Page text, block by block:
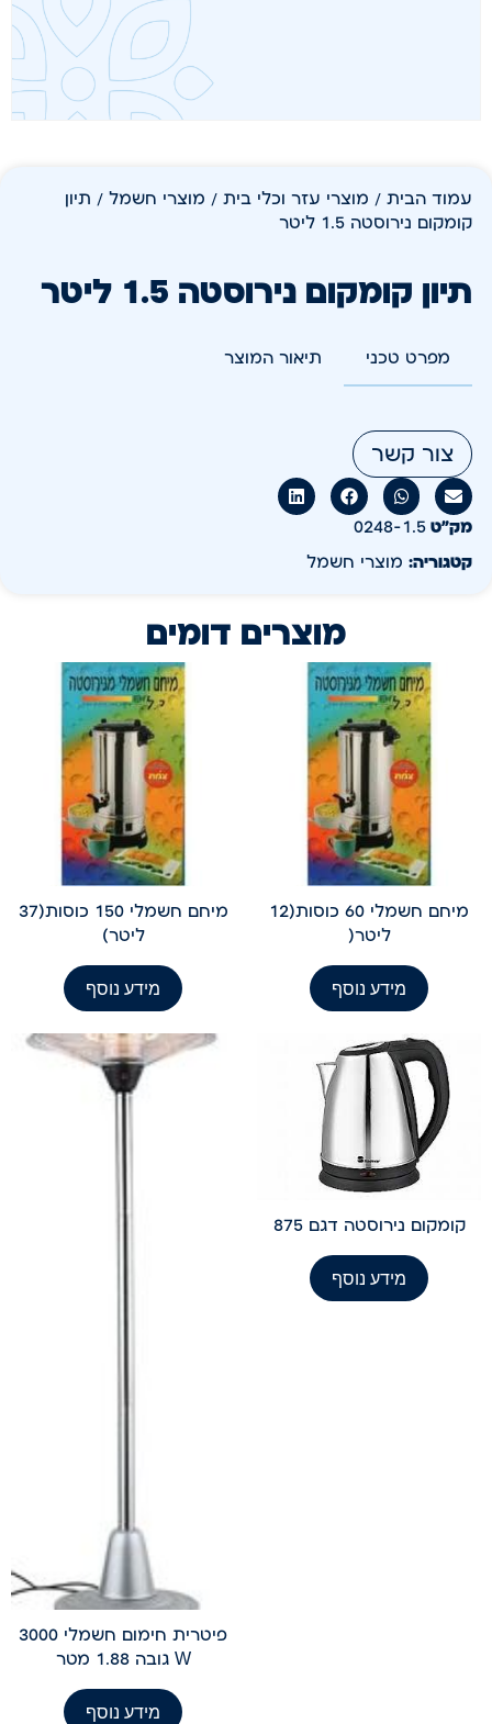
עמוד הבית / מוצרי עזר וכלי בית / מוצרי חשמל / תיון
קומקום נירוסטה 1.5 ליטר
תיון קומקום נירוסטה 1.5 ליטר
מפרט טכני תיאור המוצר
צור קשר
מק״ט 0248-1.5
קטגוריה: מוצרי חשמל
מוצרים דומים
מיחם חשמלי 60 כוסות(12
ליטר(
מידע נוסף
מיחם חשמלי 150 כוסות(37
ליטר)
מידע נוסף
קומקום נירוסטה דגם 875
מידע נוסף
פיטרית חימום חשמלי 3000
W גובה 1.88 מטר
מידע נוסף